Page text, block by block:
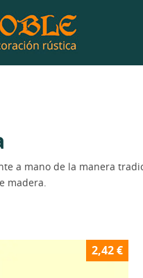
a mano de la manera
madera.
2,42€